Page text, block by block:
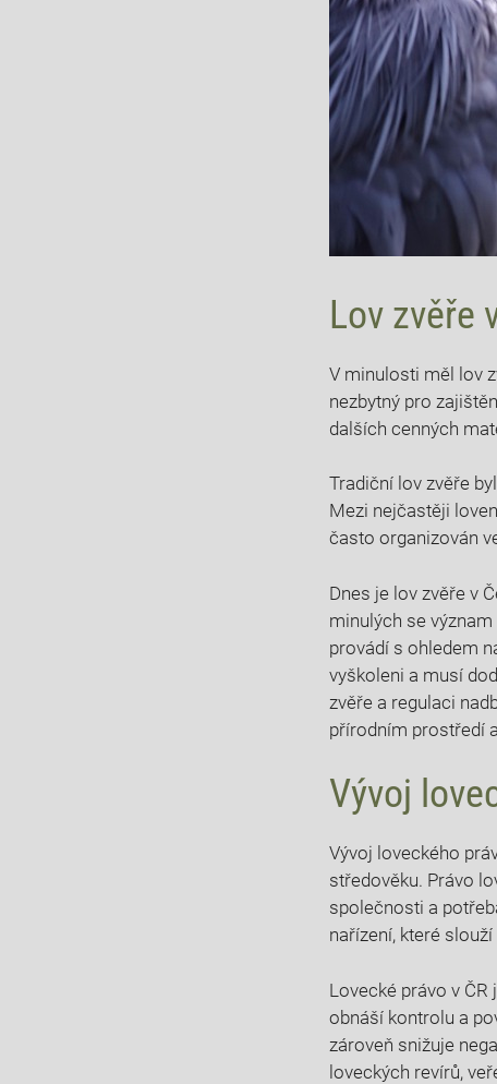
Lov‍ zvěře
V minulosti měl lov⁣
nezbytný pro⁤
dalších cenných
Tradiční⁢ lov zvěře
Mezi nejčastěji
často organizován
Dnes je lov zvěře v​
minulých se
provádí s ohledem
vyškoleni a ⁢musí​
zvěře⁤ a regulaci
přírodním prostředí
Vývoj
Vývoj loveckého
středověku. Právo
společnosti a
nařízení, ⁤které​
Lovecké právo v
⁣obnáší kontrolu a
zároveň snižuje
loveckých revírů,